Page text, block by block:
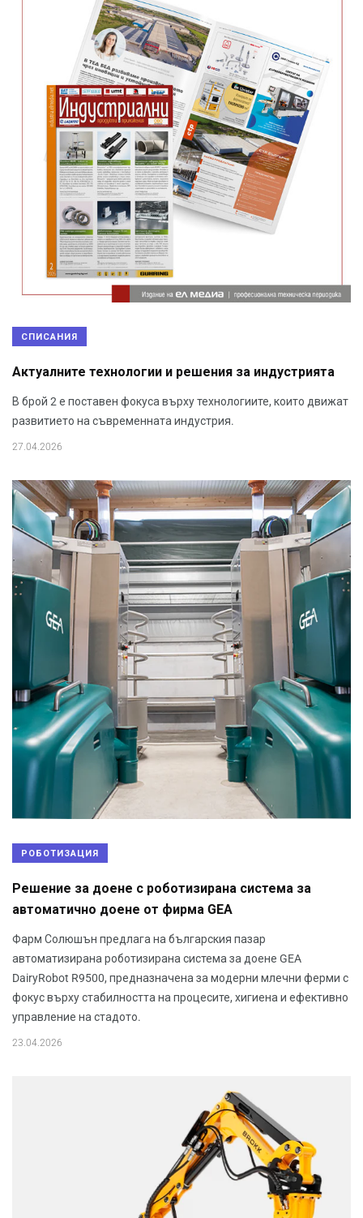
СПИСАНИЯ
Актуалните технологии и решения за индустрията
В брой 2 е поставен фокуса върху технологиите, които движат
развитието на съвременната индустрия.
27.04.2026
РОБОТИЗАЦИЯ
Решение за доене с роботизирана система за
автоматично доене от фирма GEA
Фарм Солюшън предлага на българския пазар
автоматизирана роботизирана система за доене GEA
DairyRobot R9500, предназначена за модерни млечни ферми с
фокус върху стабилността на процесите, хигиена и ефективно
управление на стадото.
23.04.2026